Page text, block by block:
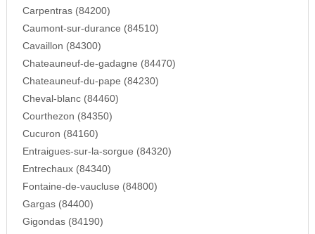
Carpentras (84200)
Caumont-sur-durance (84510)
Cavaillon (84300)
Chateauneuf-de-gadagne (84470)
Chateauneuf-du-pape (84230)
Cheval-blanc (84460)
Courthezon (84350)
Cucuron (84160)
Entraigues-sur-la-sorgue (84320)
Entrechaux (84340)
Fontaine-de-vaucluse (84800)
Gargas (84400)
Gigondas (84190)